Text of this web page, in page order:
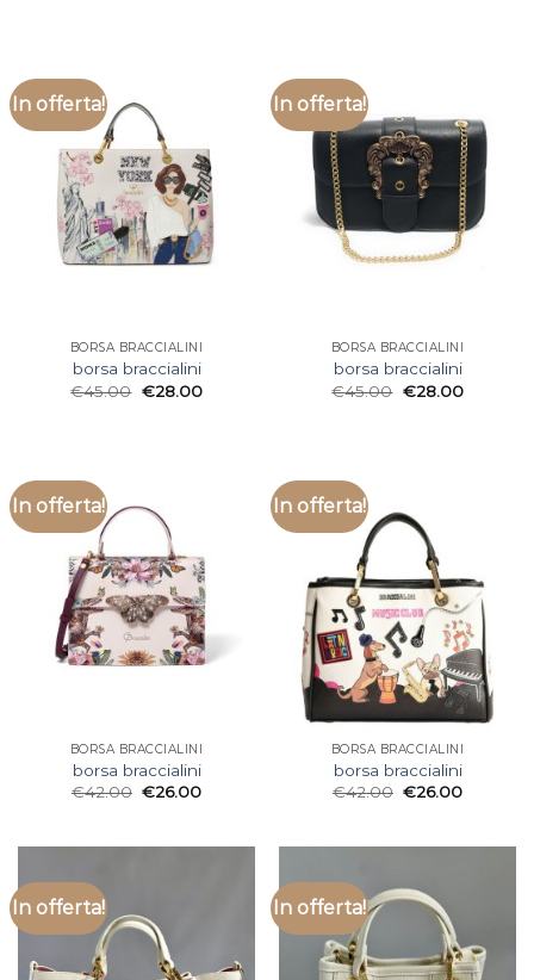
In offerta!
BORSA BRACCIALINI
borsa braccialini
€45.00 €28.00
In offerta!
BORSA BRACCIALINI
borsa braccialini
€45.00 €28.00
In offerta!
BORSA BRACCIALINI
borsa braccialini
€42.00 €26.00
In offerta!
BORSA BRACCIALINI
borsa braccialini
€42.00 €26.00
In offerta! In offerta!